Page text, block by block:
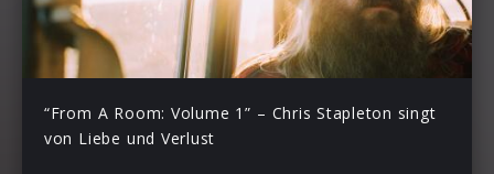
“From A Room: Volume 1” – Chris Stapleton singt
von Liebe und Verlust